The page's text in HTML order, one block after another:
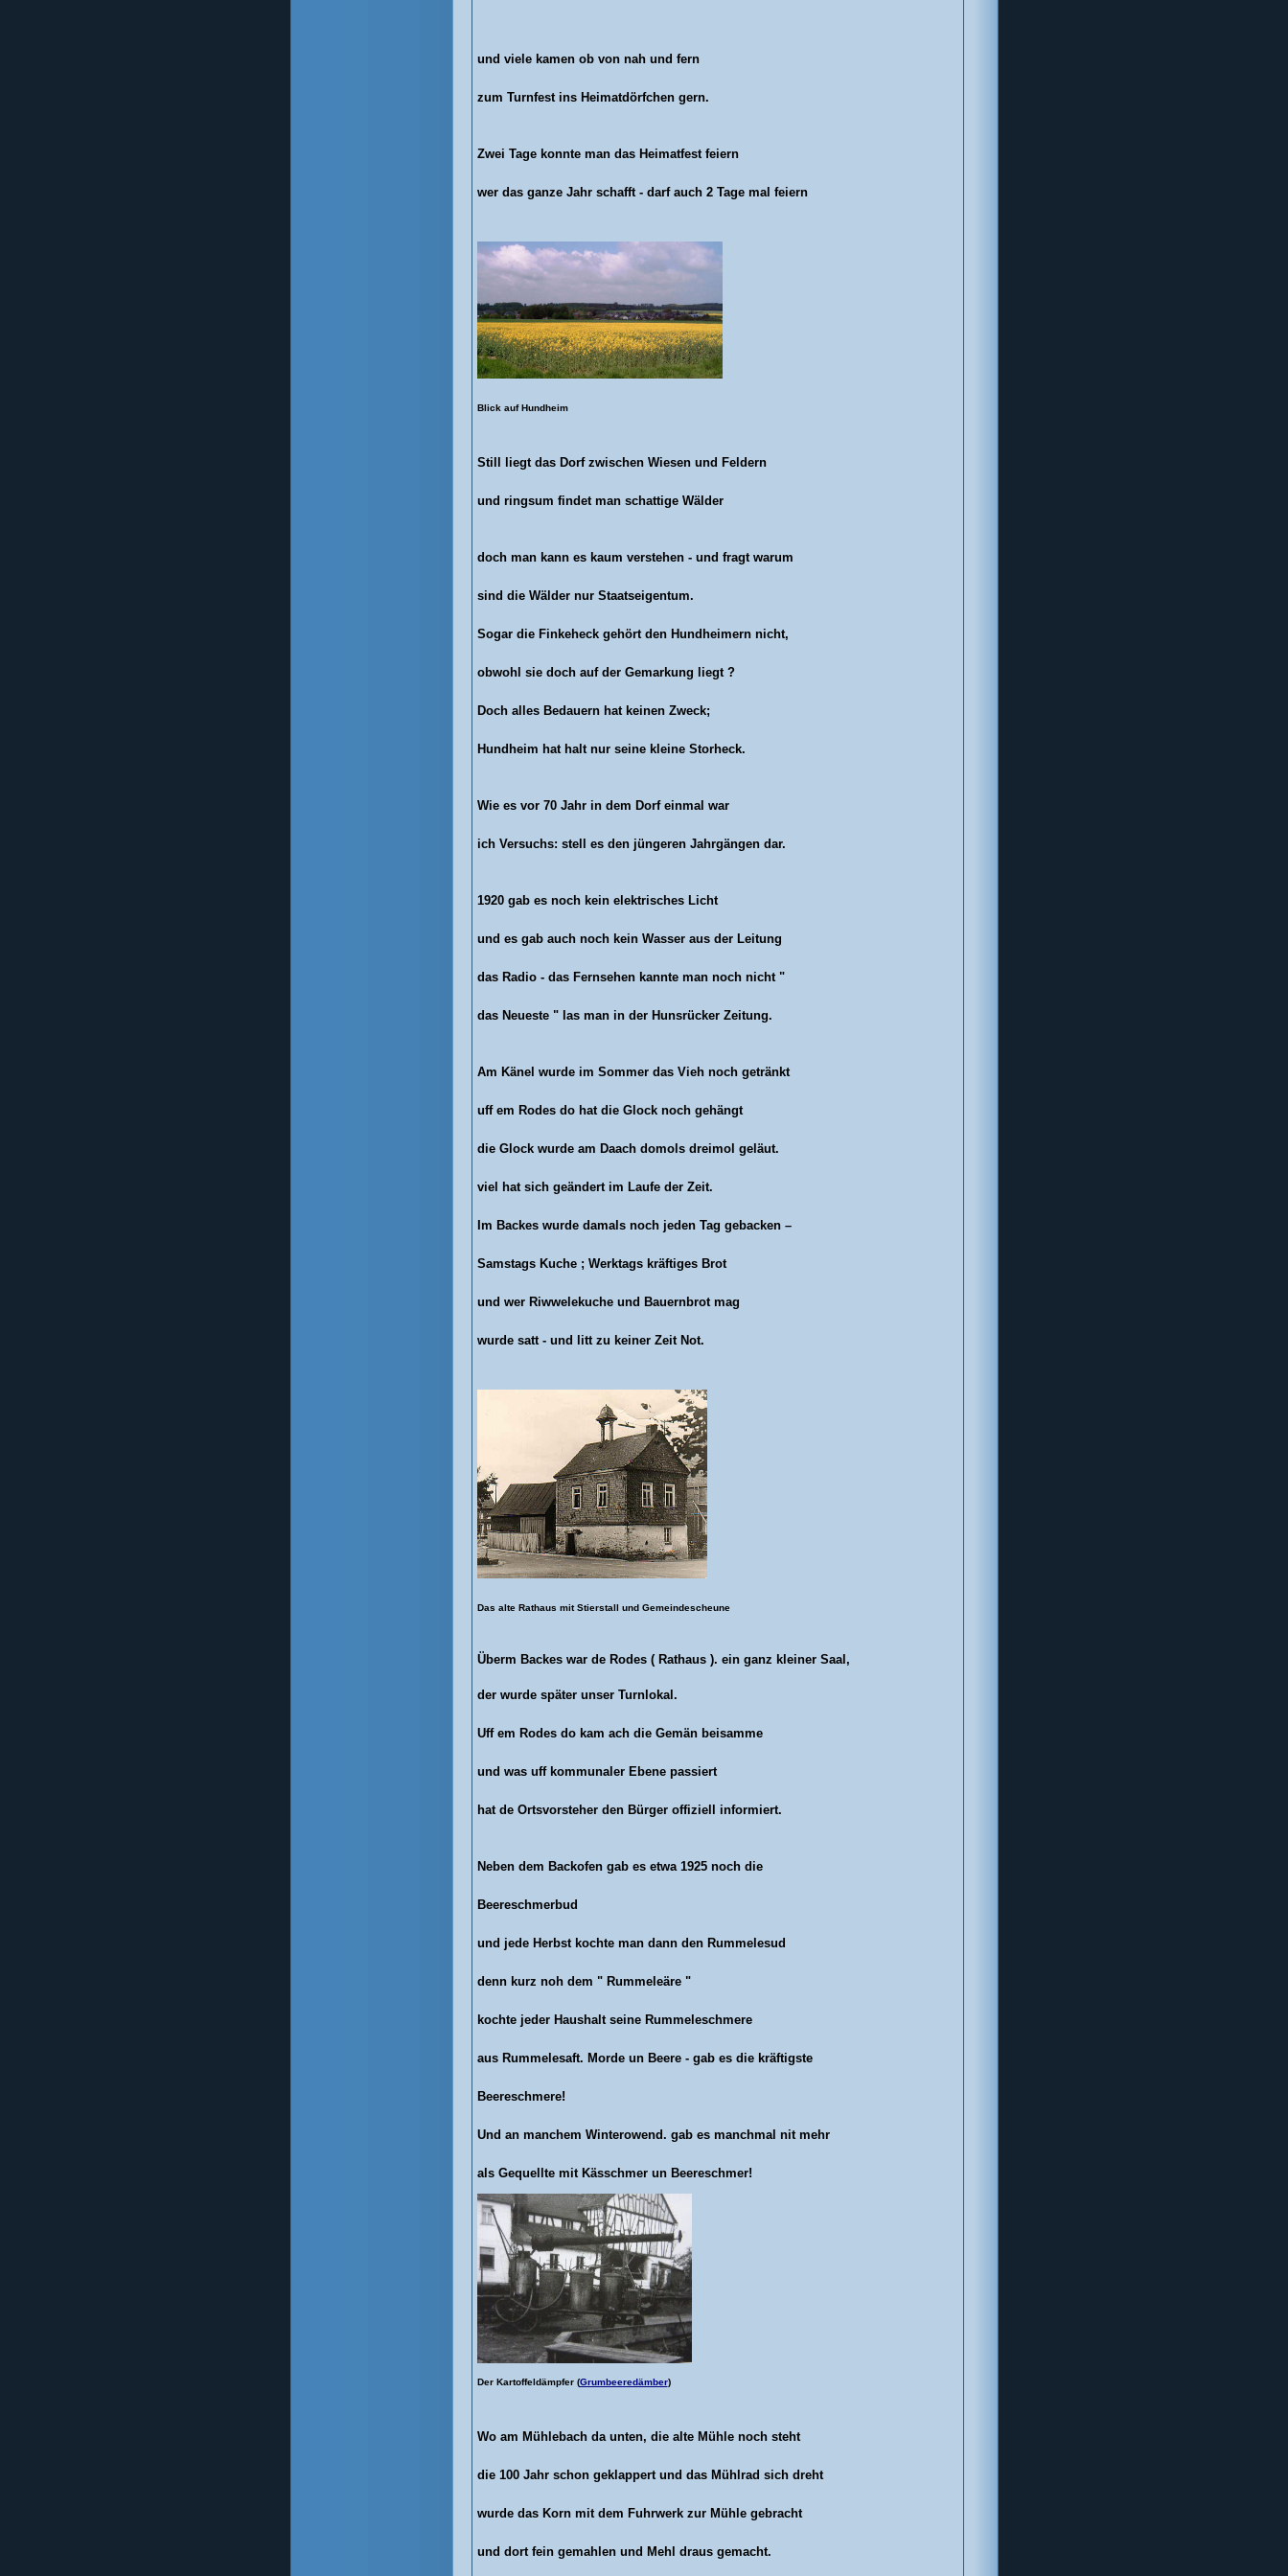
und viele kamen ob von nah und fern
zum Turnfest ins Heimatdörfchen gern.
Zwei Tage konnte man das Heimatfest feiern
wer das ganze Jahr schafft - darf auch 2 Tage mal feiern
Blick auf Hundheim
Still liegt das Dorf zwischen Wiesen und Feldern
und ringsum findet man schattige Wälder
doch man kann es kaum verstehen - und fragt warum
sind die Wälder nur Staatseigentum.
Sogar die Finkeheck gehört den Hundheimern nicht,
obwohl sie doch auf der Gemarkung liegt ?
Doch alles Bedauern hat keinen Zweck;
Hundheim hat halt nur seine kleine Storheck.
Wie es vor 70 Jahr in dem Dorf einmal war
ich Versuchs: stell es den jüngeren Jahrgängen dar.
1920 gab es noch kein elektrisches Licht
und es gab auch noch kein Wasser aus der Leitung
das Radio - das Fernsehen kannte man noch nicht "
das Neueste " las man in der Hunsrücker Zeitung.
Am Känel wurde im Sommer das Vieh noch getränkt
uff em Rodes do hat die Glock noch gehängt
die Glock wurde am Daach domols dreimol geläut.
viel hat sich geändert im Laufe der Zeit.
m Backes wurde damals noch jeden Tag gebacken –
Samstags Kuche ; Werktags kräftiges Brot
und wer Riwwelekuche und Bauernbrot mag
wurde satt - und litt zu keiner Zeit Not.
Das alte Rathaus mit Stierstall und Gemeindescheune
Überm Backes war de Rodes ( Rathaus ). ein ganz kleiner Saal,
der wurde später unser Turnlokal.
Uff em Rodes do kam ach die Gemän beisamme
und was uff kommunaler Ebene passiert
hat de Ortsvorsteher den Bürger offiziell informiert.
Neben dem Backofen gab es etwa 1925 noch die
Beereschmerbud
und jede Herbst kochte man dann den Rummelesud
denn kurz noh dem " Rummeleäre "
kochte jeder Haushalt seine Rummeleschmere
aus Rummelesaft. Morde un Beere - gab es die kräftigste
Beereschmere!
Und an manchem Winterowend. gab es manchmal nit mehr
als Gequellte mit Kässchmer un Beereschmer!
Der Kartoffeldämpfer (Grumbeeredämber)
Wo am Mühlebach da unten, die alte Mühle noch steht
die 100 Jahr schon geklappert und das Mühlrad sich dreht
wurde das Korn mit dem Fuhrwerk zur Mühle gebracht
und dort fein gemahlen und Mehl draus gemacht.